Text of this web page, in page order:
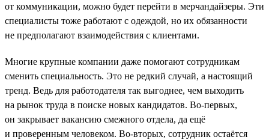
от коммуникации, можно будет перейти в мерчандайзеры. Эти
специалисты тоже работают с одеждой, но их обязанности
не предполагают взаимодействия с клиентами.
Многие крупные компании даже помогают сотрудникам
сменить специальность. Это не редкий случай, а настоящий
тренд. Ведь для работодателя так выгоднее, чем выходить
на рынок труда в поиске новых кандидатов. Во-первых,
он закрывает вакансию смежного отдела, да ещё
и проверенным человеком. Во-вторых, сотрудник остаётся